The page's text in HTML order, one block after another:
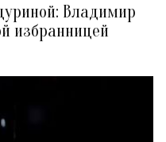
Владимир
избранницей